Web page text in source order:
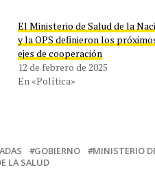
El Ministerio de Salud de la
y la OPS definieron los
ejes de cooperación
12 de febrero de 2025
En «Política»
GOBIERNO
MINISTERIO
LA SALUD